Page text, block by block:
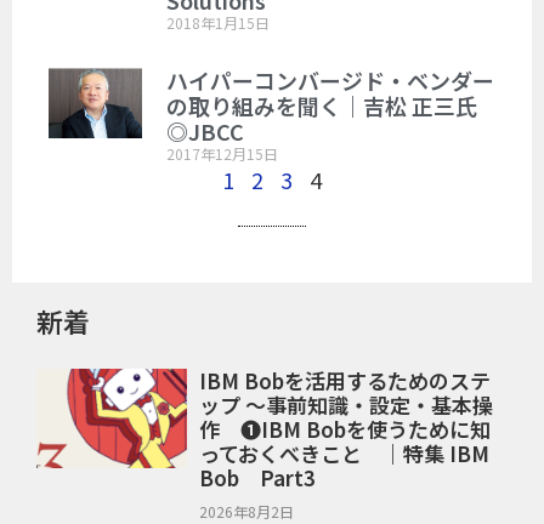
2018年1月15日
ハイパーコンバージド・ベンダー
の取り組みを聞く｜吉松 正三氏
◎JBCC
2017年12月15日
1 2 3 4
新着
IBM Bobを活用するためのステ
ップ ～事前知識・設定・基本操
作 ❶IBM Bobを使うために知
っておくべきこと ｜特集 IBM
Bob Part3
2026年8月2日